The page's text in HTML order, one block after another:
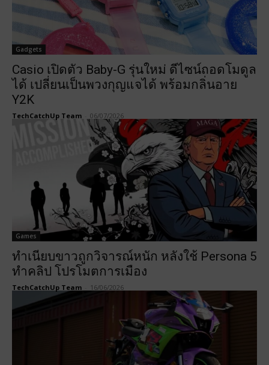
Gadgets
Casio เปิดตัว Baby-G รุ่นใหม่ ดีไซน์ถอดโมดูล
ได้ เปลี่ยนเป็นพวงกุญแจได้ พร้อมกลิ่นอาย
Y2K
TechCatchUp Team 06/07/2026
Games
ทำเนียบขาวถูกวิจารณ์หนัก หลังใช้ Persona 5
ทำคลิป โปรโมตการเมือง
TechCatchUp Team 16/06/2026